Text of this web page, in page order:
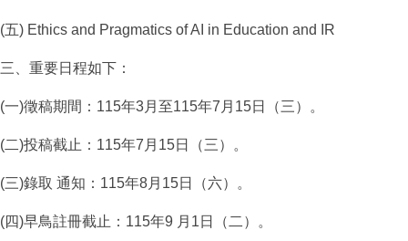
(五) Ethics and Pragmatics of AI in Education and IR
三、重要日程如下：
(一)徵稿期間：115年3月至115年7月15日（三）。
(二)投稿截止：115年7月15日（三）。
(三)錄取 通知：115年8月15日（六）。
(四)早鳥註冊截止：115年9 月1日（二）。